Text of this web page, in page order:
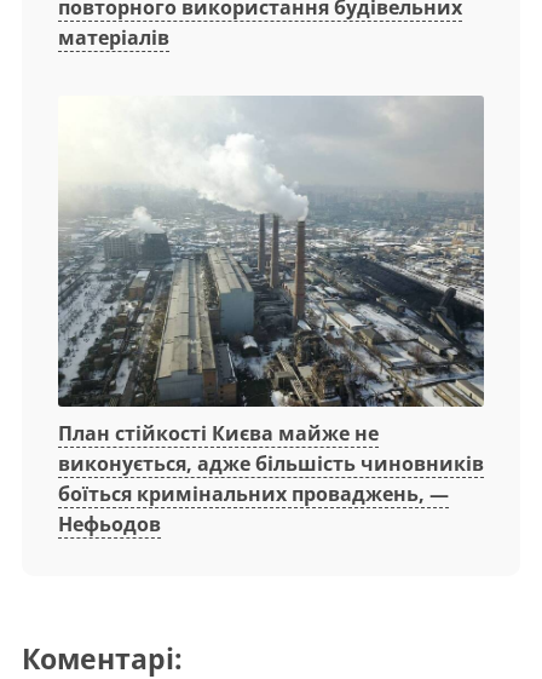
повторного використання будівельних
матеріалів
План стійкості Києва майже не
виконується, адже більшість чиновників
боїться кримінальних проваджень, —
Нефьодов
Коментарі: